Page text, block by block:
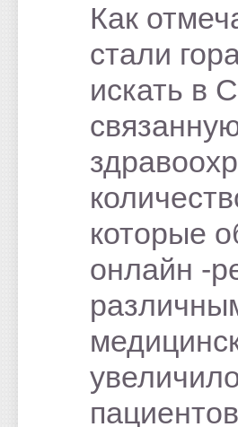
Как
стали
искать в
которые
онлайн -